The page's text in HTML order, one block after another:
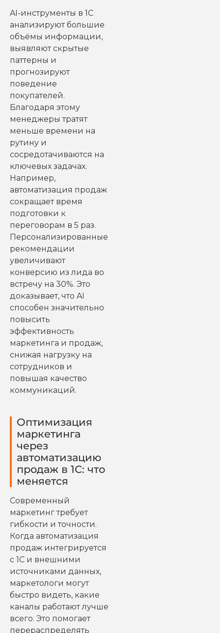
AI-инструменты в 1С
анализируют большие
объёмы информации,
выявляют скрытые
паттерны и
прогнозируют
поведение
покупателей.
Благодаря этому
менеджеры тратят
меньше времени на
рутину и
сосредотачиваются на
ключевых задачах.
Например,
автоматизация продаж
сокращает время
подготовки к
переговорам в 5 раз.
Персонализированные
рекомендации
увеличивают
конверсию из лида во
встречу на 30%. Это
доказывает, что AI
способен значительно
повысить
эффективность
маркетинга и продаж,
снижая нагрузку на
сотрудников и
повышая качество
коммуникаций.
Оптимизация
маркетинга
через
автоматизацию
продаж в 1С: что
меняется
Современный
маркетинг требует
гибкости и точности.
Когда автоматизация
продаж интегрируется
с 1С и внешними
источниками данных,
маркетологи могут
быстро видеть, какие
каналы работают лучше
всего. Это помогает
перераспределять